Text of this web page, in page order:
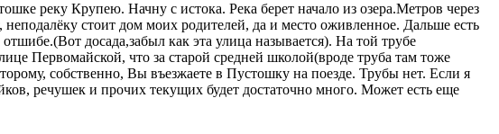
реку Крупею. Начну с истока. Река берет начало из озера.Метров через
стоит дом моих родителей, да и место оживленное. Дальше есть
досада,забыл как эта улица называется). На той трубе
Первомайской, что за старой средней школой(вроде труба там тоже
собственно, Вы въезжаете в Пустошку на поезде. Трубы нет. Если я
речушек и прочих текущих будет достаточно много. Может есть еще